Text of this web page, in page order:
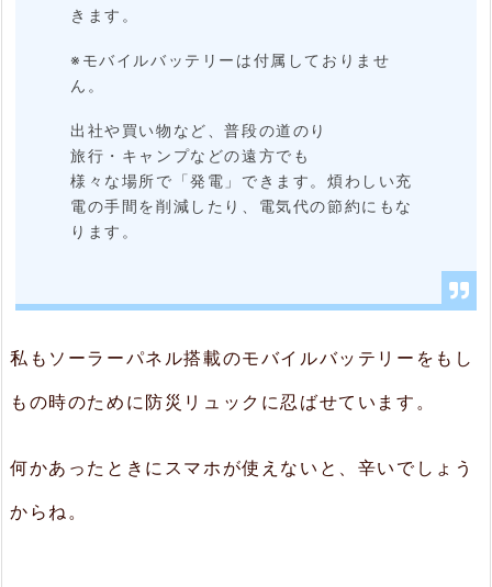
きます。
※モバイルバッテリーは付属しておりませ
ん。
出社や買い物など、普段の道のり
旅行・キャンプなどの遠方でも
様々な場所で「発電」できます。煩わしい充
電の手間を削減したり、電気代の節約にもな
ります。
私もソーラーパネル搭載のモバイルバッテリーをもし
もの時のために防災リュックに忍ばせています。
何かあったときにスマホが使えないと、辛いでしょう
からね。